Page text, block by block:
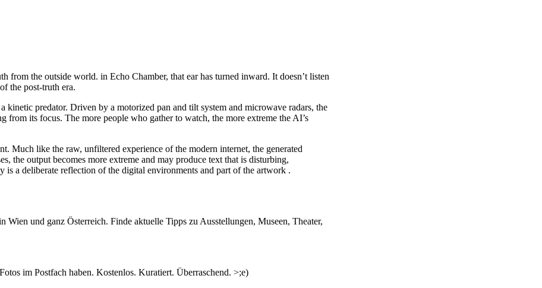
from the outside world. in Echo Chamber, that ear has turned inward. It doesn’t listen
the post-truth era.
kinetic predator. Driven by a motorized pan and tilt system and microwave radars, the
its focus. The more people who gather to watch, the more extreme the AI’s
Much like the raw, unfiltered experience of the modern internet, the generated
the output becomes more extreme and may produce text that is disturbing,
a deliberate reflection of the digital environments and part of the artwork .
und ganz Österreich. Finde aktuelle Tipps zu Ausstellungen, Museen, Theater,
im Postfach haben. Kostenlos. Kuratiert. Überraschend. >;e)